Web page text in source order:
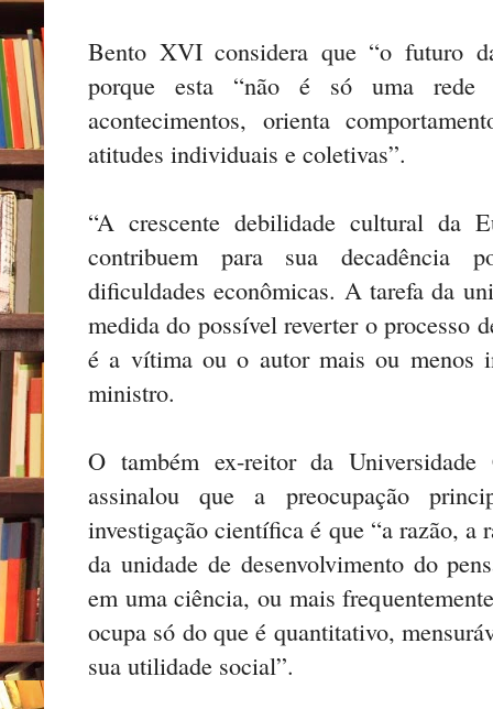
Bento XVI considera que “o futuro
porque esta “não é só uma
acontecimentos, orienta
atitudes individuais e coletivas”.
“A crescente debilidade cultural da
contribuem para sua decadência
dificuldades econômicas. A tarefa da
medida do possível reverter o processo
é a vítima ou o autor mais ou menos
ministro.
O também ex-reitor da Universidade
assinalou que a preocupação
investigação científica é que “a razão,
da unidade de desenvolvimento do
em uma ciência, ou mais
ocupa só do que é quantitativo,
sua utilidade social”.